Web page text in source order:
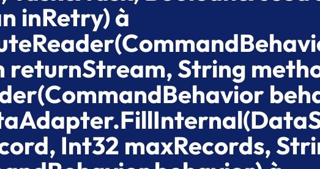
inRetry) à
returnStream, String
Int32 maxRecords,